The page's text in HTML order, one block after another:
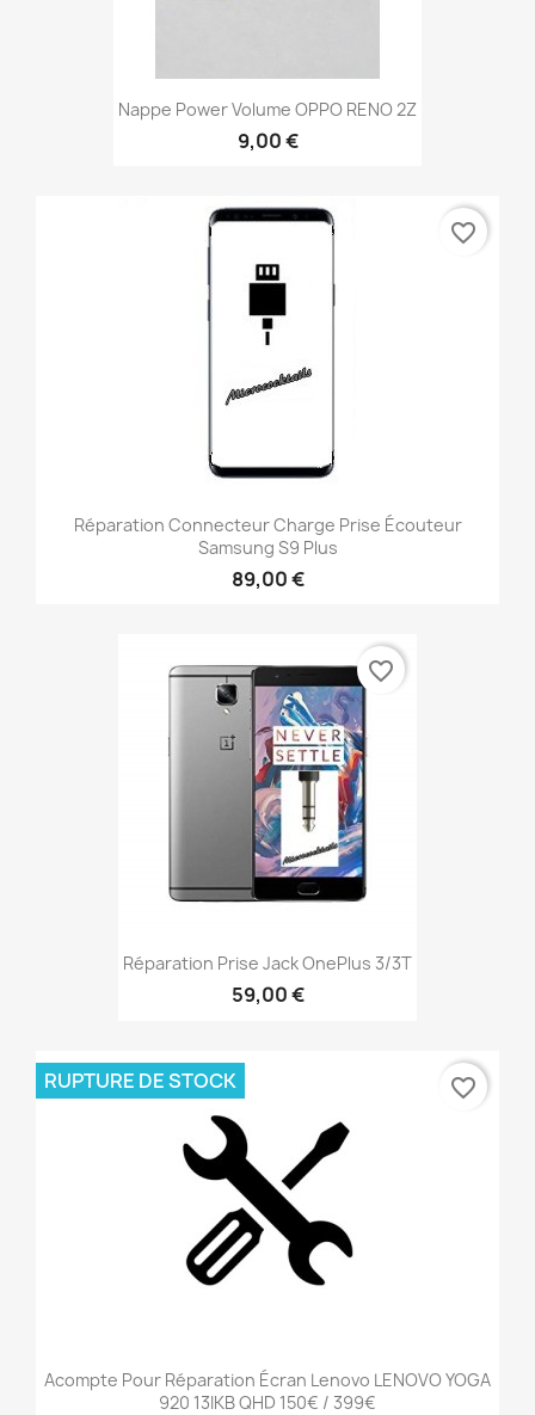
Nappe Power Volume OPPO RENO 2Z
9,00 €
Réparation Connecteur Charge Prise Écouteur
Samsung S9 Plus
89,00 €
favorite_border
Réparation Prise Jack OnePlus 3/3T
59,00 €
favorite_border
Acompte Pour Réparation Écran Lenovo LENOVO YOGA
920 13IKB QHD 150€ / 399€
RUPTURE DE STOCK favorite_border